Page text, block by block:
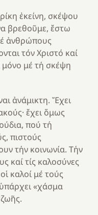
ἐκείνη, σκέψου
βρεθοῦμε, ἔστω
ἀνθρώπους
τόν Χριστό καί
μέ τή σκέψη
ἀνάμικτη. Ἔχει
ἔχει ὅμως
πού τή
πιστούς
τήν κοινωνία. Τήν
καί τίς καλοσύνες
καλοί μέ τούς
«χάσμα